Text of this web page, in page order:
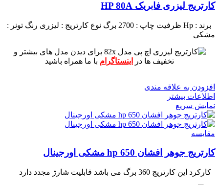
کارتریج لیزری فابریک HP 80A
برند : Hp ظرفیت چاپ : 2700 برگ نوع کارتریج : لیزری رنگ تونر :
مشکی
برای دیدن مدل های بیشتر و
تخفیف ها در
اینستاگرام با ما همراه باشید
افزودن به علاقه مندی
اطلاعات بیشتر
نمایش سریع
مقايسه
کارتریج جوهر افشان hp 650 مشکی اورجینال
کارکرد این کارتریج 360 برگ می باشد قابلیت شارژ مجدد دارد